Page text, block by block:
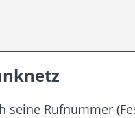
Rufnummer